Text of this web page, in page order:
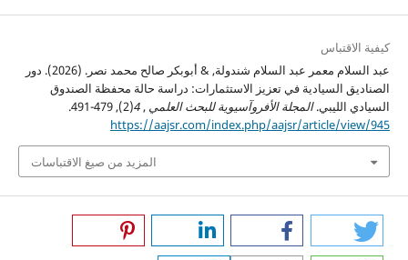
كيفية الاقتباس
عبد السلام معمر عبد السلام شندولة, & أبوبكر صالح محمد نصر. (2026). دور
الصناديق السيادية في تعزيز الاستثمارات: دراسة حالة محفظة الصندوق
السيادي الليبي.المجلة الأفروآسيوية للبحث العلمي ,
4
(2), 479-491.
https://aajsr.com/index.php/aajsr/article/view/945
المزيد من صيغ الاقتباسات